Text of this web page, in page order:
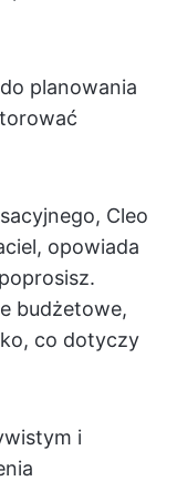
planowania
Cleo
opowiada
budżetowe,
co dotyczy
i